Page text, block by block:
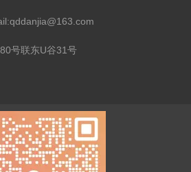
号联东U谷31号